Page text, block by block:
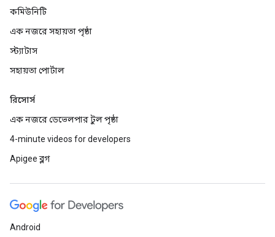
কমিউনিটি
এক নজরে সহায়তা পৃষ্ঠা
স্ট্যাটাস
সহায়তা পোর্টাল
রিসোর্স
এক নজরে ডেভেলপার টুল পৃষ্ঠা
4-minute videos for developers
Apigee ব্লগ
Android